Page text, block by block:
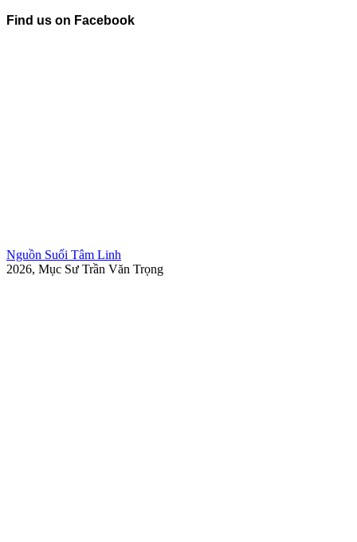
Find us on Facebook
Nguồn Suối Tâm Linh
2026, Mục Sư Trần Văn Trọng